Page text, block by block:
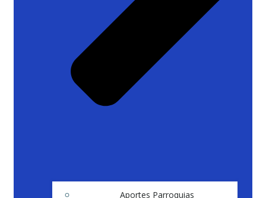
Aportes Parroquias